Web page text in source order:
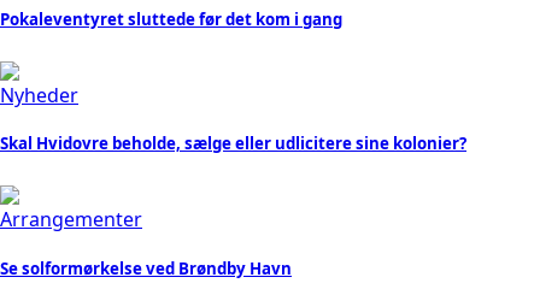
Pokaleventyret sluttede før det kom i gang
Nyheder
Skal Hvidovre beholde, sælge eller udlicitere sine kolonier?
Arrangementer
Se solformørkelse ved Brøndby Havn